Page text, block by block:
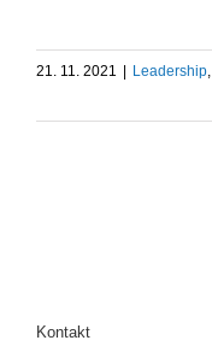
21. 11. 2021 Leadership,
Kontakt